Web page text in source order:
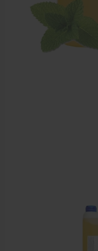
EHBO en BHV
Pedicure artikelen
Behandelstoel elektrisch